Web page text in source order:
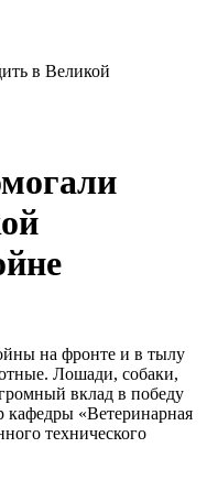
в Великой
на фронте и в тылу
Лошади, собаки,
вклад в победу
кафедры «Ветеринарная
технического